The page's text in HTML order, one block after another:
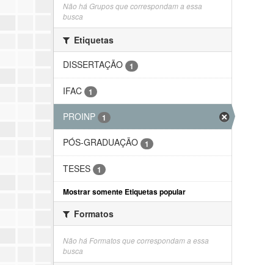
Não há Grupos que correspondam a essa
busca
Etiquetas
DISSERTAÇÃO
1
IFAC 1
PROINP 1
PÓS-GRADUAÇÃO 1
TESES
1
Mostrar somente Etiquetas popular
Formatos
Não há Formatos que correspondam a essa
busca